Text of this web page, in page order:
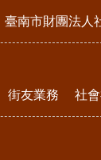
臺南市財團法人
街友業務 社